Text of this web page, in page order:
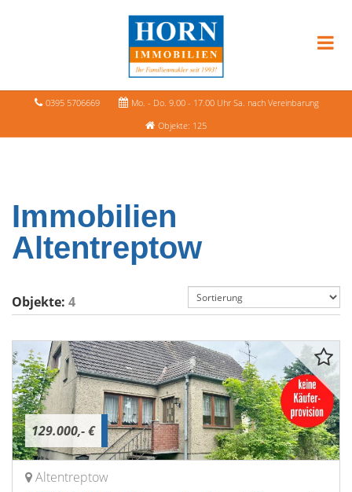
0395 5706669
Mo. - Do. 9.00 - 17.00 Uhr Sa. nach Vereinbarung
Objekte: 125
Immobilien
Altentreptow
Objekte: 4
129.000,- €
Altentreptow